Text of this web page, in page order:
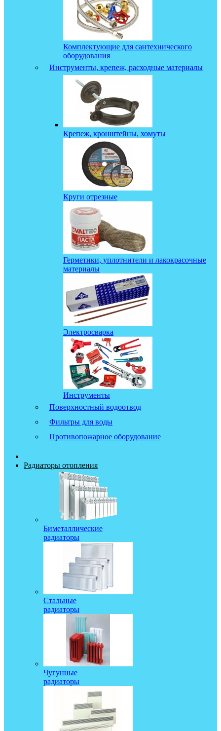
Комплектующие для сантехнического
оборудования
Инструменты, крепеж, расходные материалы
Крепеж, кронштейны, хомуты
Круги отрезные
Герметики, уплотнители и лакокрасочные
материалы
Электросварка
Инструменты
Поверхностный водоотвод
Фильтры для воды
Противопожарное оборудование
Радиаторы отопления
Биметаллические
радиаторы
Стальные
радиаторы
Чугунные
радиаторы